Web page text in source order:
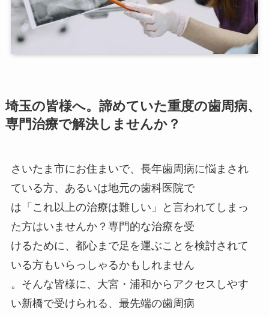
埼玉の皆様へ。諦めていた重度の歯周病、
専門治療で解決しませんか？
さいたま市にお住まいで、長年歯周病に悩まされ
ている方、あるいは地元の歯科医院で
は「これ以上の治療は難しい」と言われてしまっ
た方はいませんか？専門的な治療を受
けるために、都心まで足を運ぶことを検討されて
いる方もいらっしゃるかもしれません
。そんな皆様に、大宮・浦和からアクセスしやす
い新橋で受けられる、最先端の歯周病